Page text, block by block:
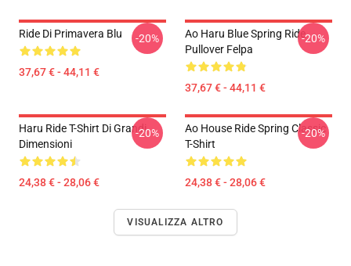
Ride Di Primavera Blu
37,67 € - 44,11 €
-20%
Ao Haru Blue Spring Ride
Pullover Felpa
37,67 € - 44,11 €
-20%
Haru Ride T-Shirt Di Grandi
Dimensioni
24,38 € - 28,06 €
-20%
Ao House Ride Spring Classic
T-Shirt
24,38 € - 28,06 €
-20%
VISUALIZZA ALTRO